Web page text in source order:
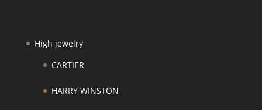
High jewelry
CARTIER
HARRY WINSTON